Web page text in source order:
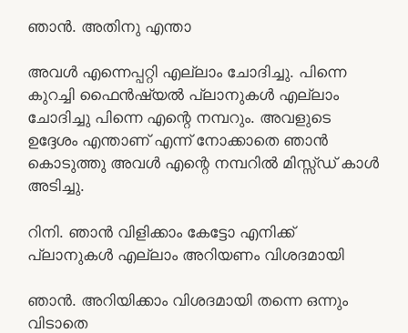
ഞാൻ. അതിനു എന്താ
അവൾ എന്നെപ്പറ്റി എല്ലാം ചോദിച്ചു. പിന്നെ
കുറച്ചി ഫൈൻഷ്യൽ പ്ലാനുകൾ എല്ലാം
ചോദിച്ചു പിന്നെ എന്റെ നമ്പറും. അവളുടെ
ഉദ്ദേശം എന്താണ് എന്ന് നോക്കാതെ ഞാൻ
കൊടുത്തു അവൾ എന്റെ നമ്പറിൽ മിസ്സ്ഡ് കാൾ
അടിച്ചു.
റിനി. ഞാൻ വിളിക്കാം കേട്ടോ എനിക്ക്
പ്ലാനുകൾ എല്ലാം അറിയണം വിശദമായി
ഞാൻ. അറിയിക്കാം വിശദമായി തന്നെ ഒന്നും
വിടാതെ